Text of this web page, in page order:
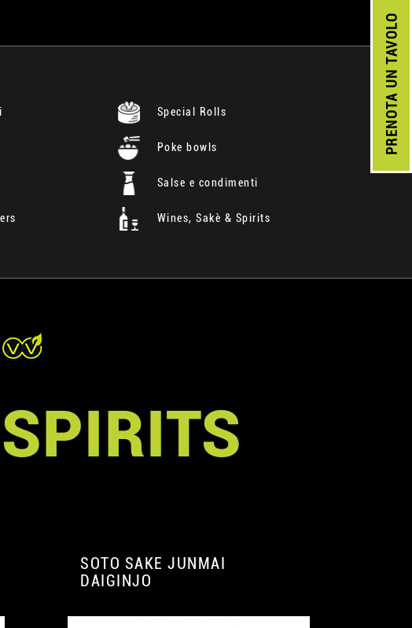
PRENOTA
UN TAVOLO
Special Rolls
Poke bowls
Salse e condimenti
Wines, Sakè & Spirits
SOTO SAKE JUNMAI
DAIGINJO